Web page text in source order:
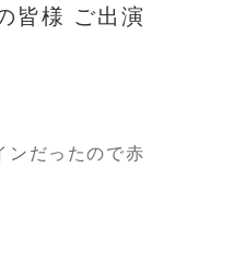
様 ご出演
ンだったので赤